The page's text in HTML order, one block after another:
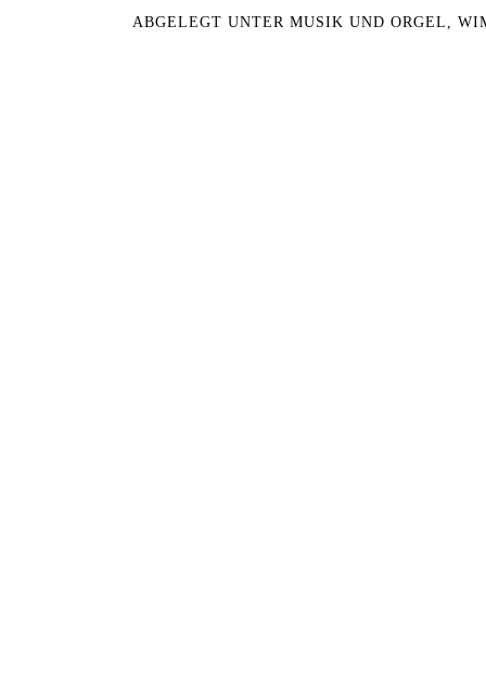
ABGELEGT UNTER MUSIK UND ORGEL